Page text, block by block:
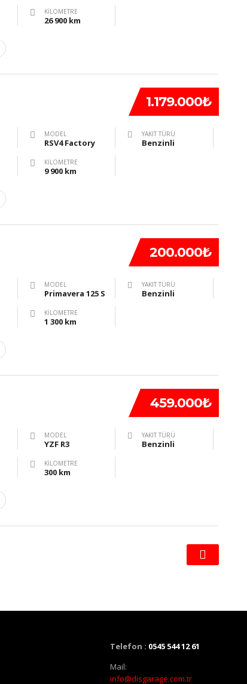
KILOMETRE
26 900 km
1.179.000₺
MODEL
RSV4 Factory
YAKIT TÜRÜ
Benzinli
KILOMETRE
9 900 km
200.000₺
MODEL
Primavera 125 S
YAKIT TÜRÜ
Benzinli
KILOMETRE
1 300 km
459.000₺
MODEL
YZF R3
YAKIT TÜRÜ
Benzinli
KILOMETRE
300 km
Telefon : 0545 544 12 61
Mail:
info@disgarage.com.tr